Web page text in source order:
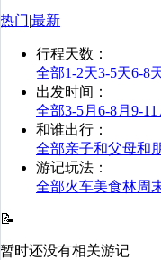
热门|最新
行程天数 ：
全部1-2天3-5天6-8
出发时间 ：
全部3-5月 6-8月 9-11
和谁出行 ：
全部亲子和父母和
游记玩法 ：
全部火车美食林周
📝
暂时还没有相关游记